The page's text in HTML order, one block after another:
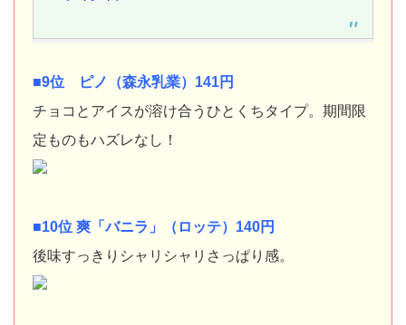
■9位 ピノ（森永乳業）141円
チョコとアイスが溶け合うひとくちタイプ。期間限
定ものもハズレなし！
■10位 爽「バニラ」（ロッテ）140円
後味すっきりシャリシャリさっぱり感。